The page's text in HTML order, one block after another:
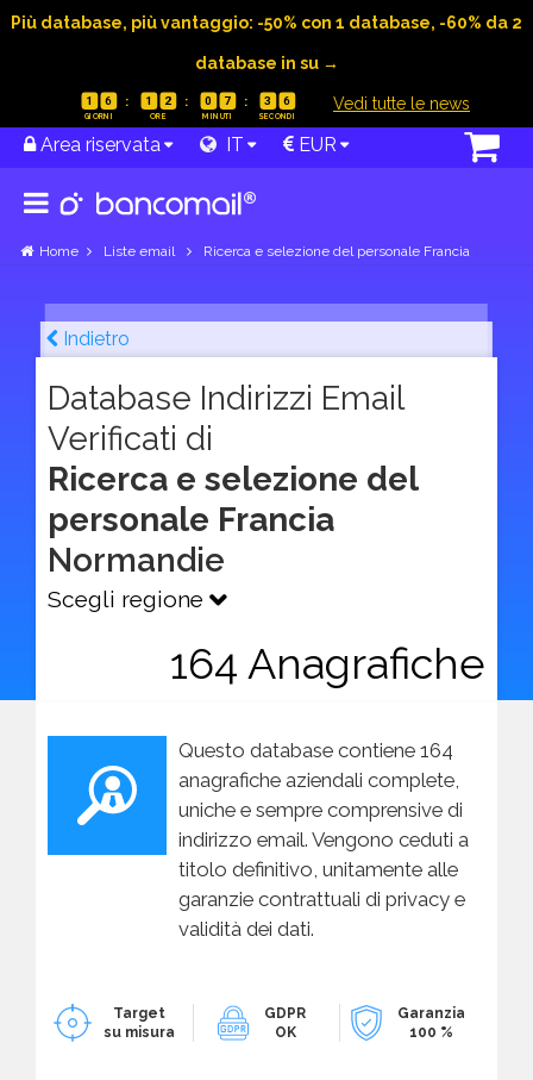
Più database, più vantaggio: -50% con 1 database, -60% da 2
database in su →
1 6 1 2 0 7 3 5 Vedi tutte le news
Area riservata IT EUR
Home Liste email Ricerca e selezione del personale Francia
Indietro
Database Indirizzi Email
Verificati di
Ricerca e selezione del
personale Francia
Normandie
Scegli regione
164 Anagrafiche
Questo database contiene 164
anagrafiche aziendali complete,
uniche e sempre comprensive di
indirizzo email. Vengono ceduti a
titolo definitivo, unitamente alle
garanzie contrattuali di privacy e
validità dei dati.
Target
su misura
GDPR
OK
Garanzia
100 %